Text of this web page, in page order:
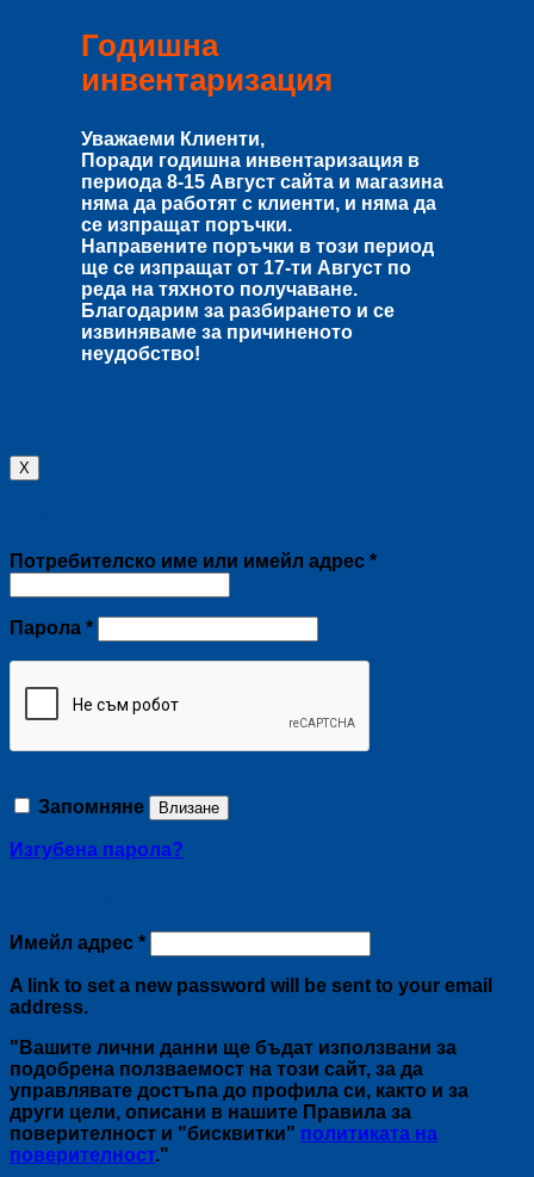
Годишна
инвентаризация
Уважаеми Клиенти,
Поради годишна инвентаризация в
периода 8-15 Август сайта и магазина
няма да работят с клиенти, и няма да
се изпращат поръчки.
Направените поръчки в този период
ще се изпращат от 17-ти Август по
реда на тяхното получаване.
Благодарим за разбирането и се
извиняваме за причиненото
неудобство!
X
Потребителско име или имейл адрес *Задължително
Парола *Задължително
Запомняне Влизане
Изгубена парола?
Имейл адрес *Задължително
A link to set a new password will be sent to your email
address.
"Вашите лични данни ще бъдат използвани за
подобрена ползваемост на този сайт, за да
управлявате достъпа до профила си, както и за
други цели, описани в нашите Правила за
поверителност и "бисквитки" политиката на
поверителност."